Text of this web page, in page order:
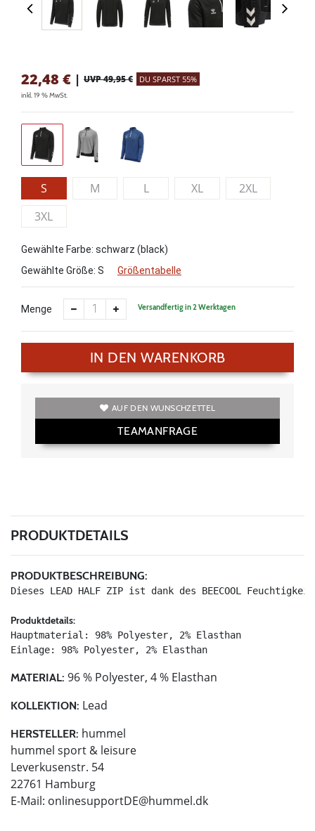
22,48 € | UVP 49,95 € DU SPARST 55%
inkl. 19 % MwSt.
S M L XL
2XL
3XL
Gewählte Farbe: schwarz (black)
Gewählte Größe: S Größentabelle
Menge Versandfertig in 2 Werktagen
IN DEN WARENKORB
AUF DEN WUNSCHZETTEL
TEAMANFRAGE
PRODUKTDETAILS
PRODUKTBESCHREIBUNG:
Dieses LEAD HALF ZIP ist dank des BEECOOL
Produktdetails:
Hauptmaterial: 98% Polyester, 2% Elasthan
Einlage: 98% Polyester, 2% Elasthan
MATERIAL: 96 % Polyester, 4 % Elasthan
KOLLEKTION: Lead
HERSTELLER: hummel
hummel sport & leisure
Leverkusenstr. 54
22761 Hamburg
E-Mail: onlinesupportDE@hummel.dk